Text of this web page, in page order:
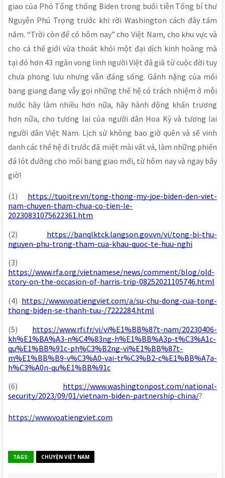
giao của Phó Tổng thống Biden trong buổi tiễn Tổng bí thư
Nguyễn Phú Trọng trước khi rời Washington cách đây tám
năm. “Trời còn để có hôm nay” cho Việt Nam, cho khu vực và
cho cả thế giới vừa thoát khỏi một đại dịch kinh hoàng mà
tại đó hơn 43 ngàn vong linh người Việt đã giã từ cuộc đời tuy
chưa phong lưu nhưng vẫn đáng sống. Gánh nặng của mối
bang giang đang vẫy gọi những thế hệ có trách nhiệm ở mỗi
nước hãy làm nhiều hơn nữa, hãy hành động khẩn trương
hơn nữa, cho tương lai của người dân Hoa Kỳ và tương lai
người dân Việt Nam. Lịch sử không bao giờ quên và sẽ vinh
danh các thế hệ đi trước đã miệt mài vất vả, làm những phiến
đá lót đường cho mối bang giao mới, từ hôm nay và ngay bây
giờ!
(1) https://tuoitre.vn/tong-thong-my-joe-biden-den-viet-
nam-chuyen-tham-chua-co-tien-le-
20230831075622361.htm
(2) https://banqlktck.langson.gov.vn/vi/tong-bi-thu-
nguyen-phu-trong-tham-cua-khau-quoc-te-huu-nghi
(3)
https://www.rfa.org/vietnamese/news/comment/blog/old-
story-on-the-occasion-of-harris-trip-08252021105746.html
(4) https://www.voatiengviet.com/a/su-chu-dong-cua-tong-
thong-biden-se-thanh-tuu-/7222284.html
(5) https://www.rfi.fr/vi/vi%E1%BB%87t-nam/20230406-
kh%E1%BA%A3-n%C4%83ng-h%E1%BB%A3p-t%C3%A1c-
qu%E1%BB%91c-ph%C3%B2ng-vi%E1%BB%87t-
m%E1%BB%B9-v%C3%A0-vai-tr%C3%B2-c%E1%BB%A7a-
h%C3%A0n-qu%E1%BB%91c
(6) https://www.washingtonpost.com/national-
security/2023/09/01/vietnam-biden-partnership-china/?
https://www.voatiengviet.com
TAGS: CHUYỆN VIỆT NAM